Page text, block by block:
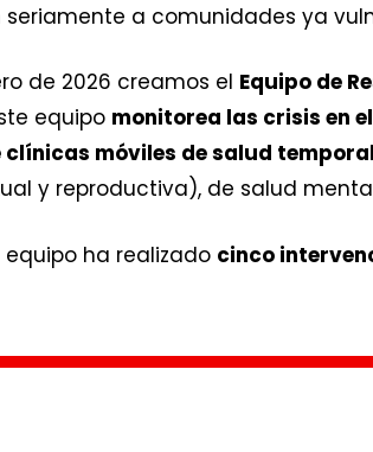
a comunidades ya
de 2026 creamos el Equipo de
equipo monitorea las crisis en
móviles de salud
y reproductiva), de salud
ha realizado cinco